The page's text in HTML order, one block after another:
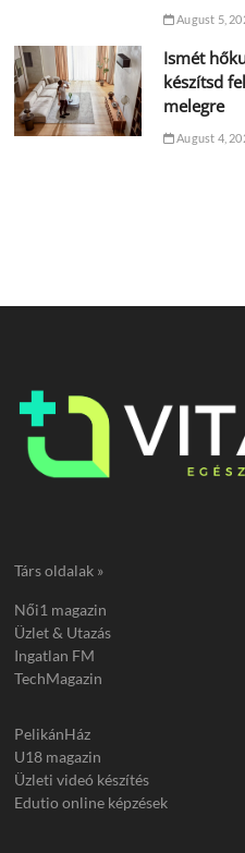
August 5,
Ismét
készítsd
melegre
August 4,
Társ oldalak »
Női1 magazin
Üzlet & Utazás
Ingatlan FM
TechMagazin
PelikánHáz
U18 magazin
Üzleti videó készítés
Edutio online képzések